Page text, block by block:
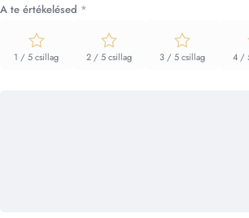
A te értékelésed *
1 / 5 csillag 2 / 5 csillag 3 / 5 csillag 4 /